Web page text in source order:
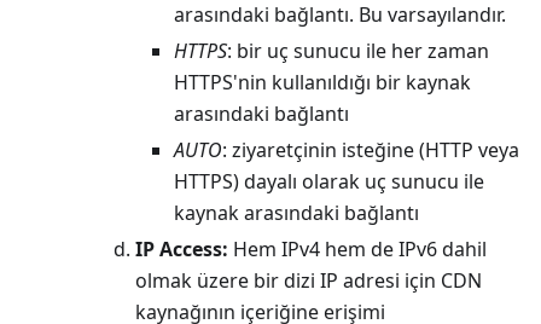
arasındaki bağlantı. Bu varsayılandır.
HTTPS: bir uç sunucu ile her zaman
HTTPS'nin kullanıldığı bir kaynak
arasındaki bağlantı
AUTO: ziyaretçinin isteğine (HTTP veya
HTTPS) dayalı olarak uç sunucu ile
kaynak arasındaki bağlantı
IP Access: Hem IPv4 hem de IPv6 dahil
olmak üzere bir dizi IP adresi için CDN
kaynağının içeriğine erişimi